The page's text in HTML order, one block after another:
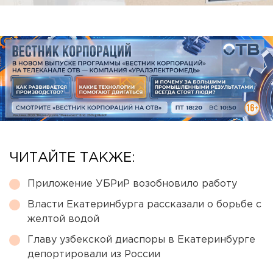
ЧИТАЙТЕ ТАКЖЕ:
Приложение УБРиР возобновило работу
Власти Екатеринбурга рассказали о борьбе с
желтой водой
Главу узбекской диаспоры в Екатеринбурге
депортировали из России